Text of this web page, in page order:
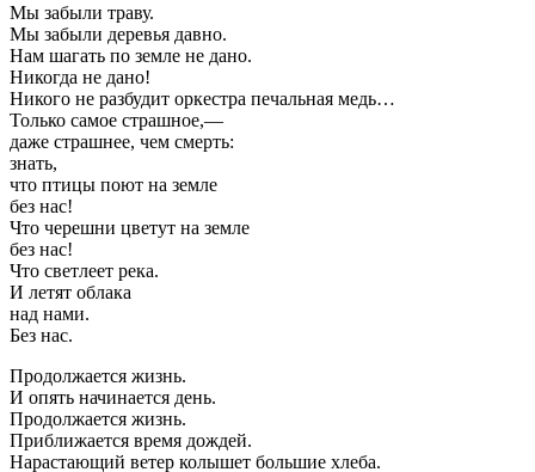
Мы забыли траву.
Мы забыли деревья давно.
Нам шагать по земле не дано.
Никогда не дано!
Никого не разбудит оркестра печальная медь…
Только самое страшное,—
даже страшнее, чем смерть:
знать,
что птицы поют на земле
без нас!
Что черешни цветут на земле
без нас!
Что светлеет река.
И летят облака
над нами.
Без нас.
Продолжается жизнь.
И опять начинается день.
Продолжается жизнь.
Приближается время дождей.
Нарастающий ветер колышет большие хлеба.